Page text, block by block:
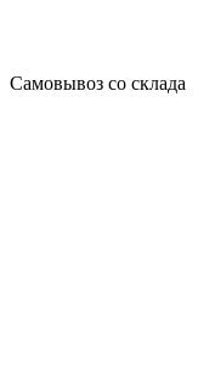
Самовывоз со склада